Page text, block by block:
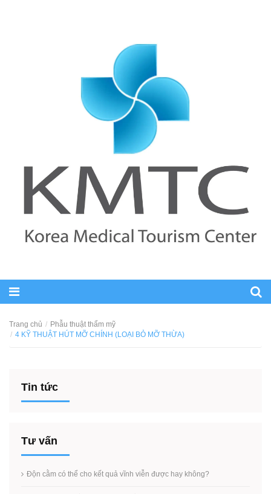
Trang chủ
Phẫu thuật thẩm mỹ
4 KỸ THUẬT HÚT MỠ CHÍNH (LOẠI BỎ MỠ THỪA)
Tin tức
Tư vấn
Độn cằm có thể cho kết quả vĩnh viễn được hay không?